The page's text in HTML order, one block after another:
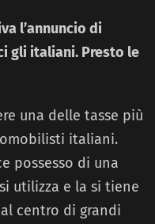
l’annuncio di
gli italiani. Presto le
una delle tasse più
italiani.
possesso di una
utilizza e la si tiene
centro di grandi